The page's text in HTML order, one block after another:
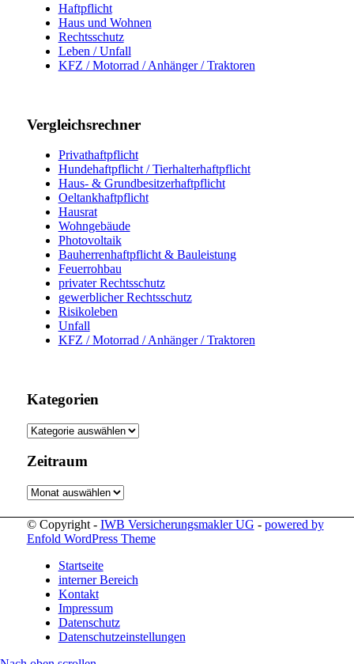
Haftpflicht
Haus und Wohnen
Rechtsschutz
Leben / Unfall
KFZ / Motorrad / Anhänger / Traktoren
Vergleichsrechner
Privathaftpflicht
Hundehaftpflicht / Tierhalterhaftpflicht
Haus- & Grundbesitzerhaftpflicht
Oeltankhaftpflicht
Hausrat
Wohngebäude
Photovoltaik
Bauherrenhaftpflicht & Bauleistung
Feuerrohbau
privater Rechtsschutz
gewerblicher Rechtsschutz
Risikoleben
Unfall
KFZ / Motorrad / Anhänger / Traktoren
Kategorien
Kategorien
Zeitraum
Zeitraum
© Copyright - IWB Versicherungsmakler UG - powered by
Enfold WordPress Theme
Startseite
interner Bereich
Kontakt
Impressum
Datenschutz
Datenschutzeinstellungen